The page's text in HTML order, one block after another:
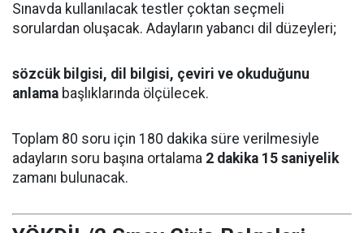
Sınavda kullanılacak testler çoktan seçmeli
sorulardan oluşacak. Adayların yabancı dil düzeyleri;
sözcük bilgisi, dil bilgisi, çeviri ve okuduğunu
anlama başlıklarında ölçülecek.
Toplam 80 soru için 180 dakika süre verilmesiyle
adayların soru başına ortalama 2 dakika 15 saniyelik
zamanı bulunacak.